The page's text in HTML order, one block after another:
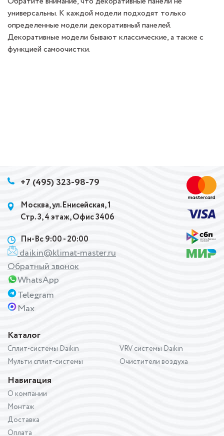
универсальны. К каждой модели подходят только
определенные модели декоративный панелей.
Декоративные модели бывают классические, а также с
функцией самоочистки.
Каталог
Сплит-системы Daikin
Мульти сплит-системы
VRV системы Daikin
Очистители воздуха
Навигация
О компании
Монтаж
Доставка
Оплата
+7 (495) 323-98-79
Москва, ул.Енисейская, 1
Стр. 3, 4 этаж, Офис 3406
Пн-Вс 9:00 - 20:00
daikin@klimat-master.ru
Обратный звонок
WhatsApp
Telegram
Max